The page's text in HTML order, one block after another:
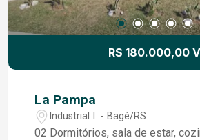
R$ 180.000,00 V
La Pampa
Industrial I - Bagé/RS
02 Dormitórios, sala de estar,